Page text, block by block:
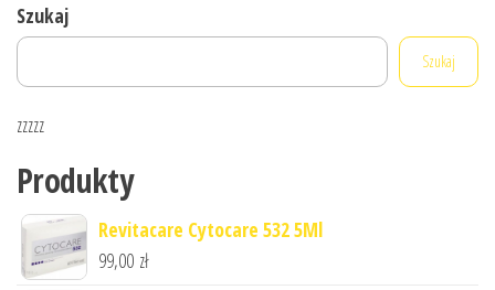
Szukaj
Szukaj
zzzzz
Produkty
Revitacare Cytocare 532 5Ml
99,00 zł